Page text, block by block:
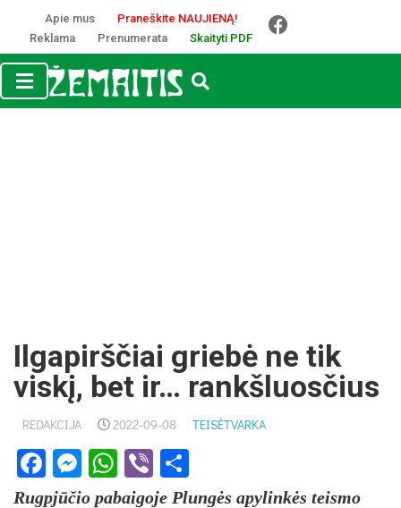
Apie mus
Praneškite NAUJIENĄ!
Reklama
Prenumerata Skaityti PDF
Ilgapirščiai griebė ne tik
viskį, bet ir… rankšluosčius
REDAKCIJA 2022-09-08 TEISĖTVARKA
Facebook
Messenger
WhatsApp
Viber
Rugpjū­čio pa­bai­go­je Plungės apy­linkės teis­mo